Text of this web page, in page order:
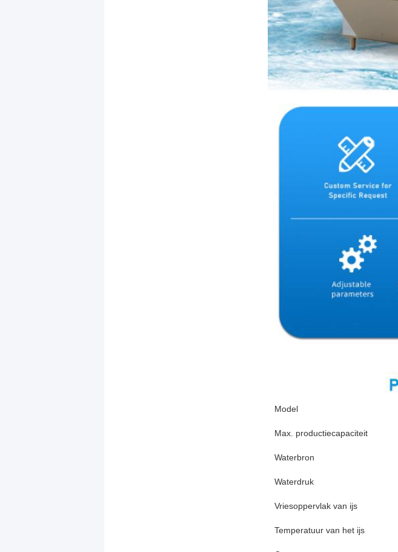
Model
Max. productiecapaciteit
Waterbron
Waterdruk
Vriesoppervlak van ijs
Temperatuur van het ijs